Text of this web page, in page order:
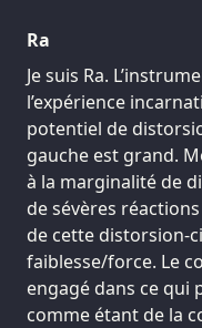
Ra
Je suis Ra.
l’expérience
potentiel de
gauche est grand.
à la marginalité de
de sévères
de cette distorsion-
faiblesse/force. Le
engagé dans ce qui
comme étant de la